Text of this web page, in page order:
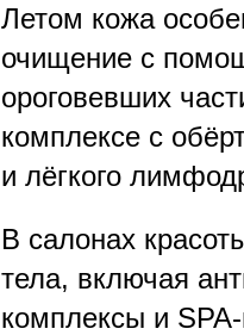
Летом кожа
очищение с
ороговевших
комплексе с
и лёгкого
В салонах
тела, включая
комплексы и